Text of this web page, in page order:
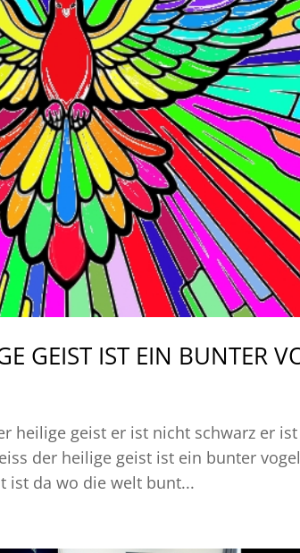
GEIST IST EIN BUNTER
heilige geist er ist nicht schwarz er
der heilige geist ist ein bunter
ist da wo die welt bunt...